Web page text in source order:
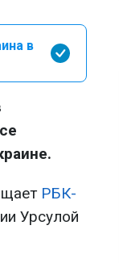
в
РБК-
Урсулой